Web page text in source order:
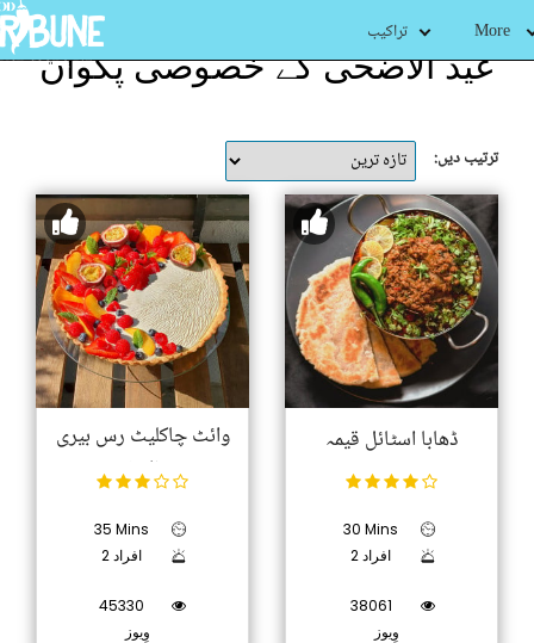
تراکیب More
عید الاضحی کے خصوصی پکوان
ترتیب دیں:
وائٹ چاکلیٹ رس بیری
ٹارٹ
35 Mins
2 افراد
45330
وِیوز
ڈھابا اسٹائل قیمہ
30 Mins
2 افراد
38061
وِیوز